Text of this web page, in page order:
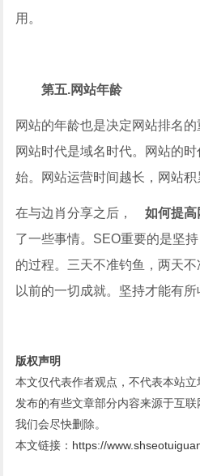
用。
第五.网站年龄
网站的年龄也是决定网站排名
网站时代是域名时代。网站的
始。网站运营时间越长，网站积
在与边肖分享之后， 如何提高
了一些事情。SEO重要的是坚
的过程。三天不准钓鱼，两天
以前的一切成就。坚持才能有所
版权声明
本文仅代表作者观点，不代表本站立
发布的有些文章部分内容来源于互联
我们会尽快删除。
本文链接： https://